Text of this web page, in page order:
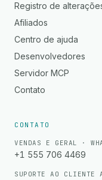
Registro de
Afiliados
Centro de ajuda
Desenvolvedores
Servidor MCP
Contato
CONTATO
VENDAS E GERAL ·
+1 555 706 4469
SUPORTE AO CLIENTE